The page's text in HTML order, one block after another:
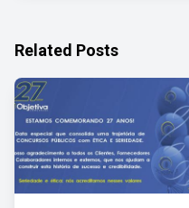
Related Posts